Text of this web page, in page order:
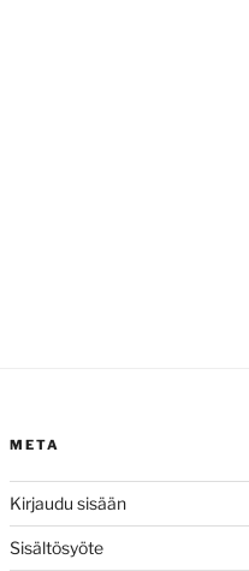
META
Kirjaudu sisään
Sisältösyöte